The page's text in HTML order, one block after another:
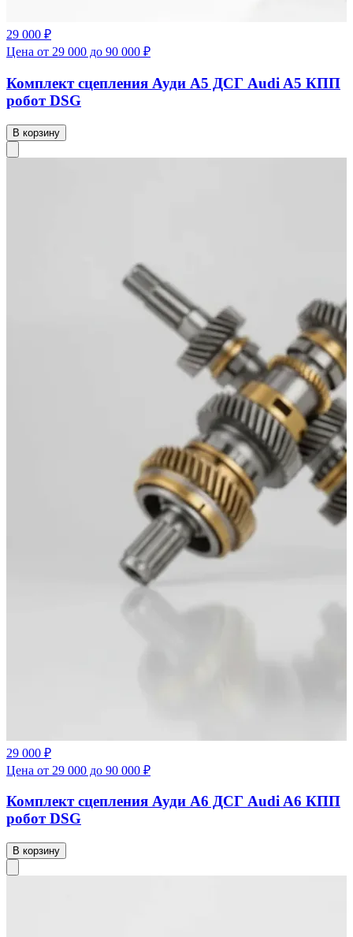
29 000 ₽
Цена от 29 000 до 90 000 ₽
Комплект сцепления Ауди А5 ДСГ Audi A5 КПП
робот DSG
В корзину
29 000 ₽
Цена от 29 000 до 90 000 ₽
Комплект сцепления Ауди А6 ДСГ Audi A6 КПП
робот DSG
В корзину